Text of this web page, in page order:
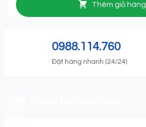
Thêm giỏ hàng
0988.114.760
Đặt hàng nhanh (24/24)